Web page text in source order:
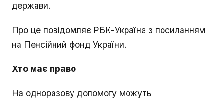
держави.
Про це повідомляє РБК-Україна з посиланням
на Пенсійний фонд України.
Хто має право
На одноразову допомогу можуть